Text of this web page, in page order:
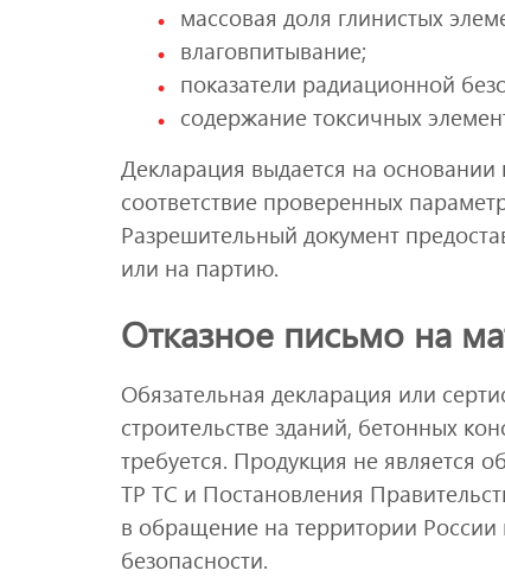
массовая доля глинистых
влаговпитывание;
показатели радиационной
содержание токсичных
Декларация выдается на
соответствие проверенных
Разрешительный документ
или на партию.
Отказное письмо на
Обязательная декларация или
строительстве зданий, бетонных
требуется. Продукция не является
ТР ТС и Постановления
в обращение на территории
безопасности.